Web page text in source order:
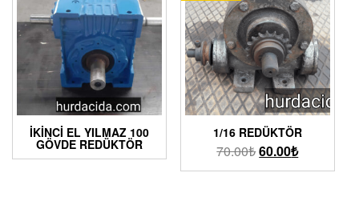
İKINCI EL YILMAZ 100
GÖVDE REDÜKTÖR
1/16 REDÜKTÖR
70.00₺60.00₺